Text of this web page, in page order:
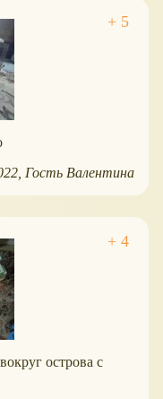
Гость Валентина
острова с